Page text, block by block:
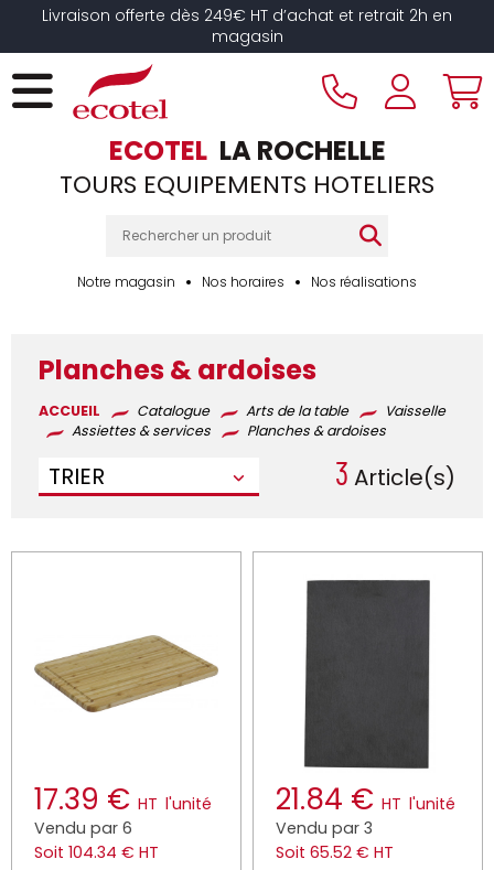
Livraison offerte dès 249€ HT d’achat et retrait 2h en
magasin
ECOTEL LA ROCHELLE
TOURS EQUIPEMENTS HOTELIERS
Notre magasin Nos horaires Nos réalisations
Planches & ardoises
ACCUEIL Catalogue Arts de la table
Vaisselle
Assiettes & services
Planches & ardoises
TRIER 3 Article(s)
17.39 € HT l'unité
Vendu par 6
Soit 104.34 € HT
21.84 € HT l'unité
Vendu par 3
Soit 65.52 € HT
Panneau de gestion des cookies